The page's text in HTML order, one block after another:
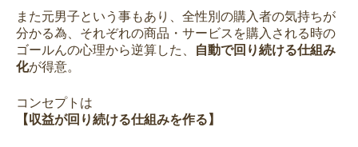
また元男子という事もあり、全性別の購入者の気持ちが
分かる為、それぞれの商品・サービスを購入される時の
ゴールんの心理から逆算した、
自動で回り続ける仕組み
化が得意。
コンセプトは
【収益が回り続ける仕組みを作る】